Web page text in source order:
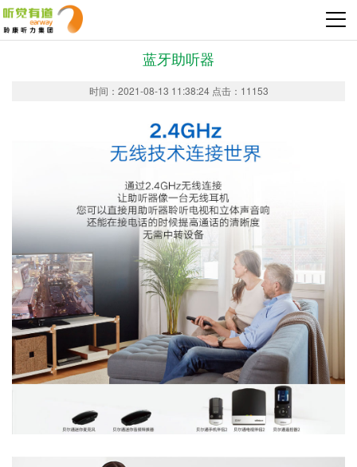
蓝牙助听器
时间：2021-08-13 11:38:24 点击：11153